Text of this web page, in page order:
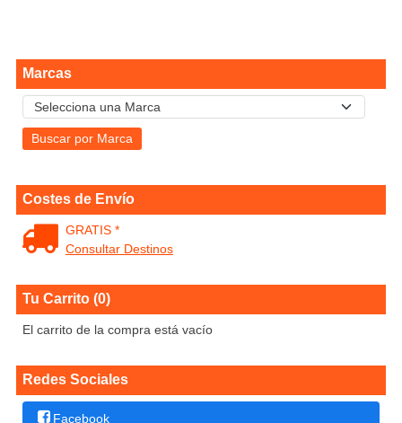
Marcas
Costes de Envío
GRATIS *
Consultar Destinos
Tu Carrito (0)
El carrito de la compra está vacío
Redes Sociales
Facebook